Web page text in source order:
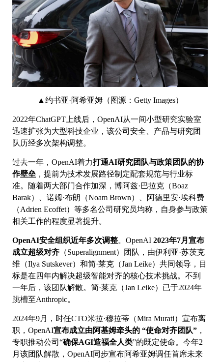
▲约书亚·阿希亚姆（图源：Getty Images）
2022年ChatGPT上线后，OpenAI从一间小型研究实验室
迅速扩张为大型科技企业，该公司安全、产品与研究团
队历经多次架构调整。
过去一年，OpenAI着力打通AI研究团队与政策团队的协
作壁垒 ，提前为技术发展路径制定配套规范与行业标
准。随着两大部门合作加深，博阿兹·巴拉克（Boaz
Barak）、诺姆·布朗（Noam Brown）、阿德里安·埃科费
（Adrien Ecoffet）等多名公司研究员均称，自身参与政策
相关工作的程度显著提升。
OpenAI安全组织近年多次调整。OpenAI 2023年7月宣布
成立超级对齐 （Superalignment）团队，由伊利亚·苏茨克
维（Ilya Sutskever）和简·莱克（Jan Leike）共同领导，目
标是在四年内解决超级智能对齐的核心技术挑战。不到
一年后，该团队解散。简·莱克（Jan Leike）已于2024年
跳槽至Anthropic。
2024年9月，时任CTO米拉·穆拉蒂（Mira Murati）宣布离
职，OpenAI宣布成立由阿基姆牵头的 “使命对齐团队” ，
专职推动公司“确保AGI造福全人类”的既定使命。今年2
月该团队解散，OpenAI同步宣布阿希亚姆调任首席未来